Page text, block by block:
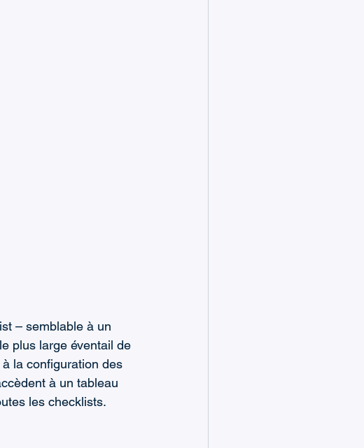
– semblable à un
plus large éventail de
la configuration des
à un tableau
les checklists.